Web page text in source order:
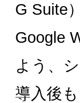
G Suite
Google
よう、
導入後